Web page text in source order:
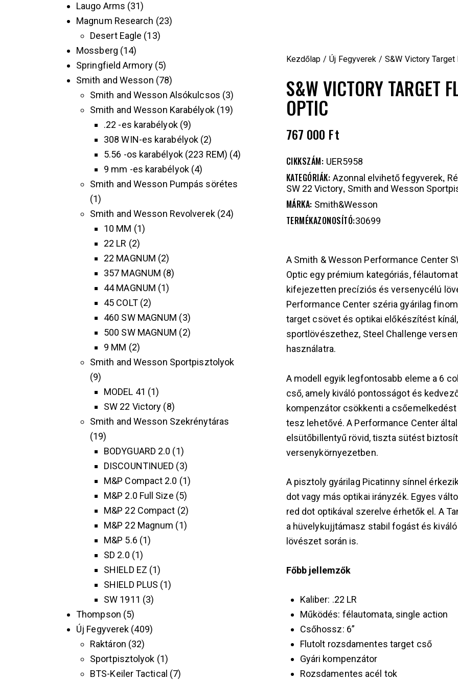
Kezdőlap Új Fegyverek S&W Victory
S&W VICTORY TARGET
OPTIC
767 000 Ft
CIKKSZÁM: UER5958
KATEGÓRIÁK: Azonnal elvihető fegyverek,
SW 22 Victory, Smith and Wesson
MÁRKA: Smith&Wesson
TERMÉKAZONOSÍTÓ:30699
A Smith & Wesson Performance Center
Optic egy prémium kategóriás,
kifejezetten precíziós és versenycélú
Performance Center széria gyárilag
target csövet és optikai előkészítést
sportlövészethez, Steel Challenge
használatra.
A modell egyik legfontosabb eleme a 6
cső, amely kiváló pontosságot és
kompenzátor csökkenti a
tesz lehetővé. A Performance Center
elsütőbillentyű rövid, tiszta sütést
versenykörnyezetben.
A pisztoly gyárilag Picatinny sínnel
dot vagy más optikai irányzék. Egyes
red dot optikával szerelve érhetők el. A
a hüvelykujjtámasz stabil fogást és
lövészet során is.
Főbb jellemzők
Kaliber: .22 LR
Működés: félautomata, single action
Csőhossz: 6”
Flutolt rozsdamentes target cső
Gyári kompenzátor
Rozsdamentes acél tok
Laugo Arms 31
Magnum Research 23
Desert Eagle 13
Mossberg 14
Springfield Armory 5
Smith and Wesson 78
Smith and Wesson Alsókulcsos 3
Smith and Wesson Karabélyok 19
.22 -es karabélyok 9
308 WIN-es karabélyok 2
5.56 -os karabélyok (223 REM) 4
9 mm -es karabélyok 4
Smith and Wesson Pumpás sörétes
1
Smith and Wesson Revolverek 24
10 MM 1
22 LR 2
22 MAGNUM 2
357 MAGNUM 8
44 MAGNUM 1
45 COLT 2
460 SW MAGNUM
3
500 SW MAGNUM
2
9 MM 2
Smith and Wesson Sportpisztolyok
9
MODEL 41
1
SW 22 Victory 8
Smith and Wesson Szekrénytáras
19
BODYGUARD 2.0
1
DISCOUNTINUED
3
M&P Compact 2.0 1
M&P 2.0 Full Size 5
M&P 22 Compact 2
M&P 22 Magnum
1
M&P 5.6 1
SD 2.0 1
SHIELD EZ 1
SHIELD PLUS 1
SW 1911
3
Thompson 5
Új Fegyverek 409
Raktáron 32
Sportpisztolyok 1
BTS-Keiler Tactical
7